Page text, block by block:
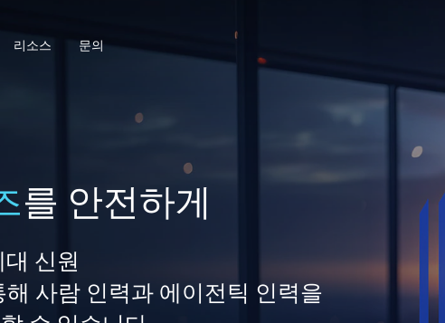
리소스 문의
를 안전하게
신원
사람 인력과 에이전틱 인력을